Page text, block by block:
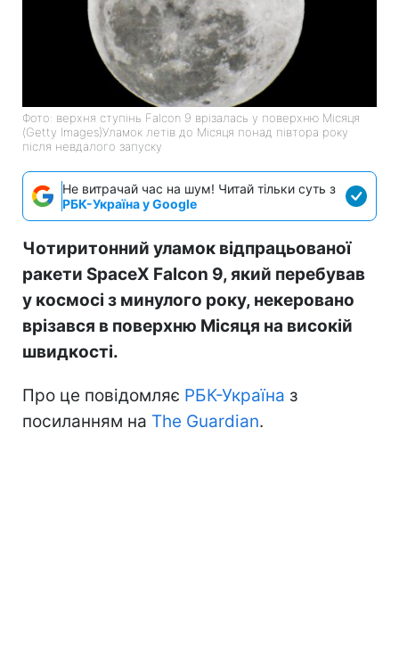
Фото: верхня ступінь Falcon 9 врізалась у поверхню Місяця
(Getty Images)Уламок летів до Місяця понад півтора року
після невдалого запуску
Не витрачай час на шум! Читай тільки суть з
РБК-Україна у Google
Чотиритонний уламок відпрацьованої
ракети SpaceX Falcon 9, який перебував
у космосі з минулого року, некеровано
врізався в поверхню Місяця на високій
швидкості.
Про це повідомляє РБК-Україна з
посиланням на The Guardian.